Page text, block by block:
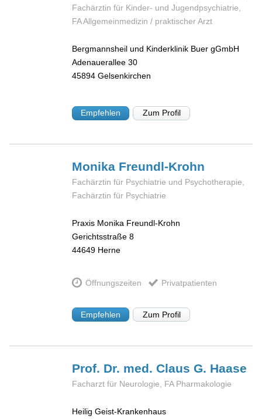
Fachärztin für Kinder- und Jugendpsychiatrie,
FA Allgemeinmedizin / praktischer Arzt
Bergmannsheil und Kinderklinik Buer gGmbH
Adenauerallee 30
45894 Gelsenkirchen
Empfehlen Zum Profil
Monika Freundl-Krohn
Fachärztin für Psychiatrie und Psychotherapie,
Fachärztin für Psychiatrie
Praxis Monika Freundl-Krohn
Gerichtsstraße 8
44649 Herne
Öffnungszeiten Privatpatienten
Empfehlen Zum Profil
Prof. Dr. med. Claus G. Haase
Facharzt für Neurologie, FA Pharmakologie
Heilig Geist-Krankenhaus